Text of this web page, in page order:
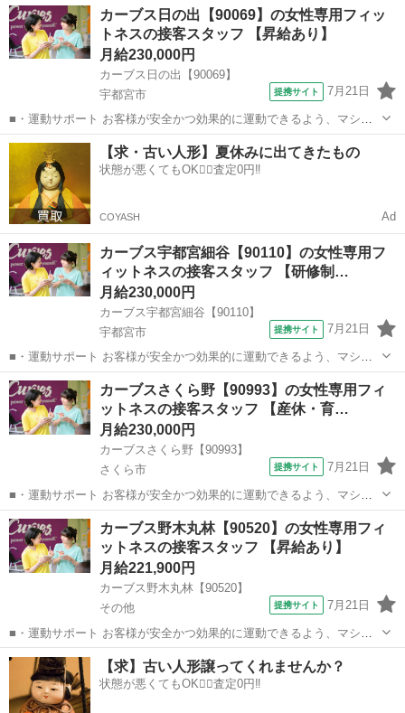
どなので、難しい指導はありません。「今日はこの動きを意識しまし
ょう！」といったお声がけをしながら、...
栃木 宇都宮市 その他
カーブス日の出【90069】の女性専用フィッ
トネスの接客スタッフ 【昇給あり】
月給230,000円
カーブス日の出【90069】
宇都宮市
提携サイト 7月21日
■・運動サポート お客様が安全かつ効果的に運動できるよう、マシン
の使い方をアドバイスします。運動が初めての方や苦手な方がほとん
どなので、難しい指導はありません。「今日はこの動きを意識しまし
ょう！」といったお声がけをしながら、...
栃木 宇都宮市 その他
【求・古い人形】夏休みに出てきたもの
状態が悪くてもOK🙆‍♀️査定0円‼️
COYASH Ad
カーブス宇都宮細谷【90110】の女性専用フ
ィットネスの接客スタッフ 【研修制…
月給230,000円
カーブス宇都宮細谷【90110】
宇都宮市
提携サイト 7月21日
■・運動サポート お客様が安全かつ効果的に運動できるよう、マシン
の使い方をアドバイスします。運動が初めての方や苦手な方がほとん
どなので、難しい指導はありません。「今日はこの動きを意識しまし
ょう！」といったお声がけをしながら、...
栃木 宇都宮市 その他
カーブスさくら野【90993】の女性専用フィ
ットネスの接客スタッフ 【産休・育…
月給230,000円
カーブスさくら野【90993】
さくら市
提携サイト 7月21日
■・運動サポート お客様が安全かつ効果的に運動できるよう、マシン
の使い方をアドバイスします。運動が初めての方や苦手な方がほとん
どなので、難しい指導はありません。「今日はこの動きを意識しまし
ょう！」といったお声がけをしながら、...
栃木 さくら市 その他
カーブス野木丸林【90520】の女性専用フィ
ットネスの接客スタッフ 【昇給あり】
月給221,900円
カーブス野木丸林【90520】
その他
提携サイト 7月21日
■・運動サポート お客様が安全かつ効果的に運動できるよう、マシン
の使い方をアドバイスします。運動が初めての方や苦手な方がほとん
どなので、難しい指導はありません。「今日はこの動きを意識しまし
ょう！」といったお声がけをしながら、...
栃木 その他 その他
【求】古い人形譲ってくれませんか？
状態が悪くてもOK🙆‍♀️査定0円‼️